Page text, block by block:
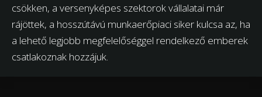
csökken, a versenyképes szektorok vállalatai már
rájöttek, a hosszútávú munkaerőpiaci siker kulcsa az, ha
a lehető legjobb megfelelőséggel rendelkező emberek
csatlakoznak hozzájuk.